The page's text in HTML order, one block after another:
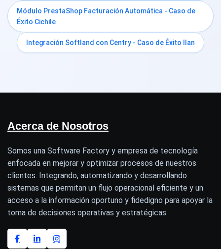
Módulo PrestaShop Facturación Automática - Caso de
Éxito Cichile
Integración Softland con Centry - Caso de Éxito Ilan
Acerca de Nosotros
Somos una Software Factory y empresa de tecnología
enfocada en mejorar y optimizar procesos de nuestros
clientes. Integrando, automatizando y desarrollando
sistemas que permitan un flujo operacional eficiente y un
acceso a la información oportuno y fidedigno para apoyar la
toma de decisiones operativas y estratégicas